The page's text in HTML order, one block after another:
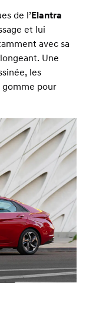
de l’ Elantra
et lui
avec sa
Une
les
pour